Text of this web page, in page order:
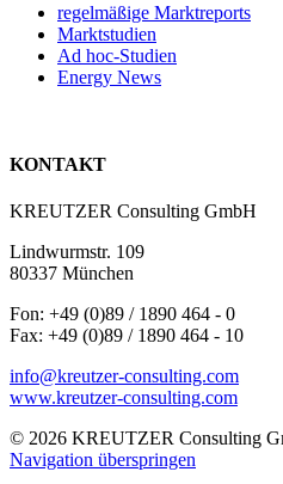
regelmäßige Marktreports
Marktstudien
Ad hoc-Studien
Energy News
KONTAKT
KREUTZER Consulting GmbH
Lindwurmstr. 109
80337 München
Fon: +49 (0)89 / 1890 464 - 0
Fax: +49 (0)89 / 1890 464 - 10
info@kreutzer-consulting.com
www.kreutzer-consulting.com
© 2026 KREUTZER Consulting
Navigation überspringen